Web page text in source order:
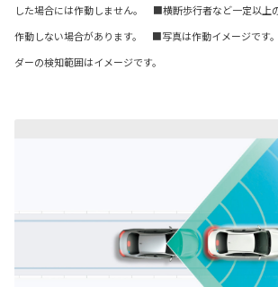
した場合には作動しません。 ■横断歩行者など一定以上
作動しない場合があります。 ■写真は作動イメージで
ダーの検知範囲はイメージです。